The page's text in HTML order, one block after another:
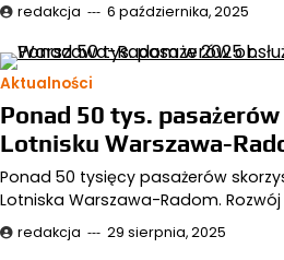
redakcja 6 października, 2025
Aktualności
Ponad 50 tys. pasażerów
Lotnisku Warszawa-
Ponad 50 tysięcy pasażerów
Lotniska Warszawa-Radom. Rozwój
redakcja 29 sierpnia, 2025